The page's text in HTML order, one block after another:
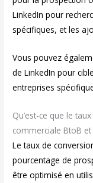
LinkedIn pour
spécifiques, et les
Vous pouvez
de LinkedIn pour
entreprises
Qu’est-ce que le
commerciale BtoB
Le taux de
pourcentage de
être optimisé en